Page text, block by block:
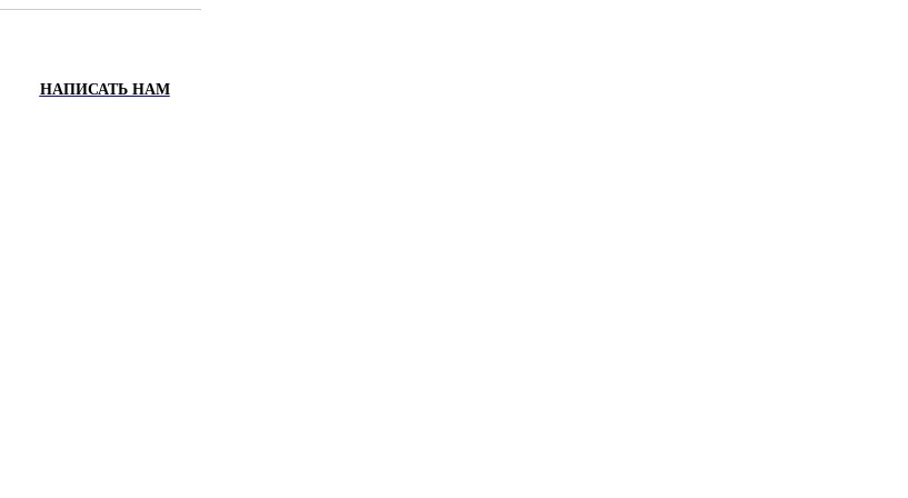
НАПИСАТЬ НАМ